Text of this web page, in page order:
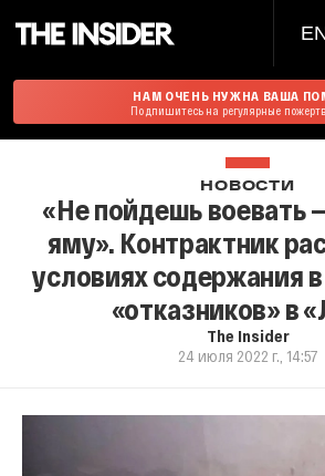
НАМ ОЧЕНЬ НУЖНА ВАША
Подпишитесь на регулярные
НОВОСТИ
«Не пойдешь воевать
яму». Контрактник
условиях содержания
«отказников» в
The Insider
24 июля 2022 г., 14:57